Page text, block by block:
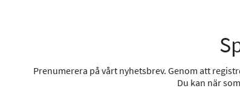
Prenumerera på vårt nyhetsbrev. Genom att
Du kan när